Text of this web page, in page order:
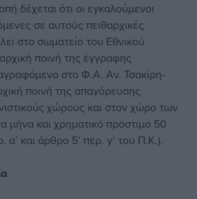
δέχεται ότι οι εγκαλούμενοι
σε αυτούς πειθαρχικές
στο σωματείο του Εθνικού
ποινή της έγγραφης
στο Φ.Α. Αν. Τσακίρη-
ποινή της απαγόρευσης
χώρους και στον χώρο των
μήνα και χρηματικό πρόστιμο 50
α’ και άρθρο 5’ περ. γ’ του Π.Κ.).